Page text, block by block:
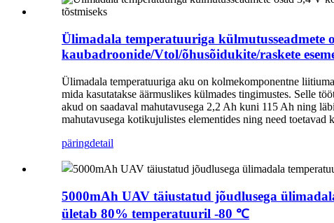
Ülimadala temperatuuriga
kaubadroonide/Vtol/õhusõidukite/raskete
Ülimadala temperatuuriga aku on kolmekomponentne
mida kasutatakse äärmuslikes külmades tingimustes. Selle
akud on saadaval mahutavusega 2,2 Ah kuni 115 Ah ning
mahutavusega kotikujulistes elementides ning need toetavad
päringdetail
5000mAh UAV täiustatud jõudlusega
ületab 80% temperatuuril -80 ℃